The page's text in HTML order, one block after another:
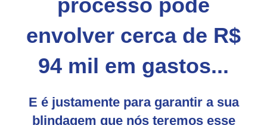
processo pode
envolver cerca de R$
94 mil em gastos...
E é justamente para garantir a sua
blindagem que nós teremos esse